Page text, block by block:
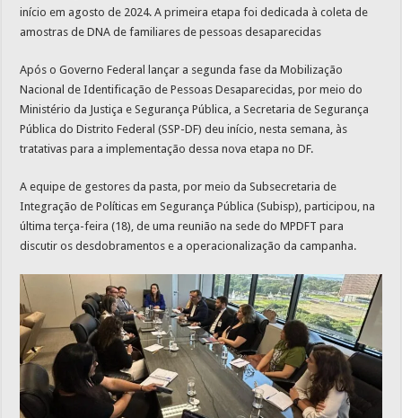
início em agosto de 2024. A primeira etapa foi dedicada à coleta de
amostras de DNA de familiares de pessoas desaparecidas
Após o Governo Federal lançar a segunda fase da Mobilização
Nacional de Identificação de Pessoas Desaparecidas, por meio do
Ministério da Justiça e Segurança Pública, a Secretaria de Segurança
Pública do Distrito Federal (SSP-DF) deu início, nesta semana, às
tratativas para a implementação dessa nova etapa no DF.
A equipe de gestores da pasta, por meio da Subsecretaria de
Integração de Políticas em Segurança Pública (Subisp), participou, na
última terça-feira (18), de uma reunião na sede do MPDFT para
discutir os desdobramentos e a operacionalização da campanha.